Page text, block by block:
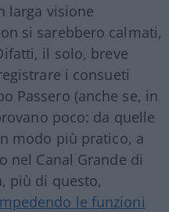
larga visione
si sarebbero calmati,
il solo, breve
i consueti
Passero (anche se, in
poco: da quelle
modo più pratico, a
nel Canal Grande di
più di questo,
le funzioni